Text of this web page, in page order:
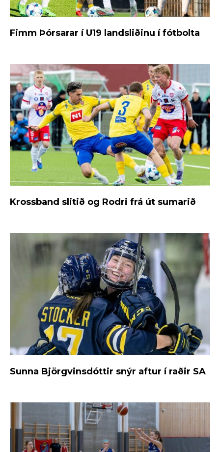
Fimm Þórsarar í U19 landsliðinu í fótbolta
Krossband slitið og Rodri frá út sumarið
Sunna Björgvinsdóttir snýr aftur í raðir SA